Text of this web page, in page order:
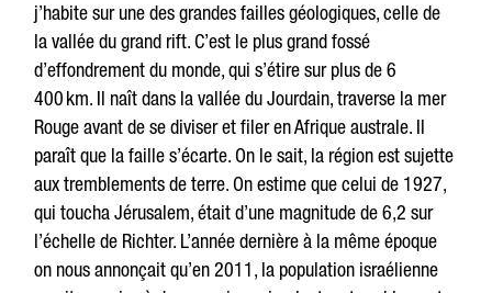
j’habite sur une des grandes failles géologiques, celle de
la vallée du grand rift. C’est le plus grand fossé
d’effondrement du monde, qui s’étire sur plus de 6
400 km. Il naît dans la vallée du Jourdain, traverse la mer
Rouge avant de se diviser et filer en Afrique australe. Il
paraît que la faille s’écarte. On le sait, la région est sujette
aux tremblements de terre. On estime que celui de 1927,
qui toucha Jérusalem, était d’une magnitude de 6,2 sur
l’échelle de Richter. L’année dernière à la même époque
on nous annonçait qu’en 2011, la population israélienne